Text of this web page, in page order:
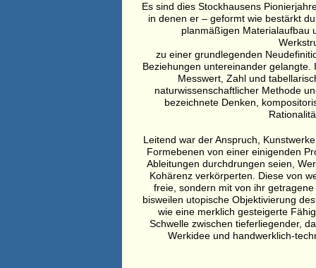
Es sind dies Stockhausens
in denen er – geformt wie bestärkt
planmäßigen Materialaufbau
zu einer grundlegenden
Beziehungen untereinander
Messwert, Zahl und
naturwissenschaftlicher Methode
bezeichnete Denken,
Leitend war der Anspruch,
Formebenen von einer einigenden
Ableitungen durchdrungen seien,
Kohärenz verkörperten. Diese von
freie, sondern mit von ihr
bisweilen utopische Objektivierung
wie eine merklich gesteigerte
Schwelle zwischen tieferliegender,
Werkidee und handwerklich-